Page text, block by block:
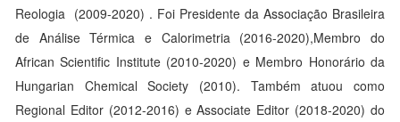
Reologia (2009-2020) . Foi Presidente da Associação Brasileira
de Análise Térmica e Calorimetria (2016-2020),Membro do
African Scientific Institute (2010-2020) e Membro Honorário da
Hungarian Chemical Society (2010). Também atuou como
Regional Editor (2012-2016) e Associate Editor (2018-2020) do